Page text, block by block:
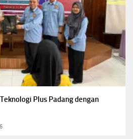
Plus Padang dengan